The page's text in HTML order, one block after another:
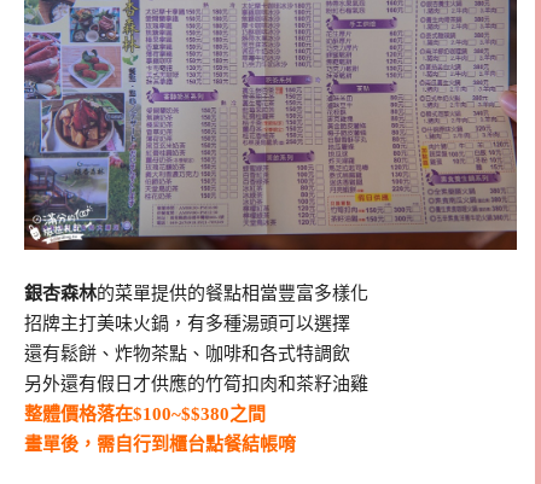
銀杏森林的菜單提供的餐點相當豐富多樣化
招牌主打美味火鍋，有多種湯頭可以選擇
還有鬆餅、炸物茶點、咖啡和各式特調飲
另外還有假日才供應的竹筍扣肉和茶籽油雞
整體價格落在$100~$$380之間
畫單後，需自行到櫃台點餐結帳唷